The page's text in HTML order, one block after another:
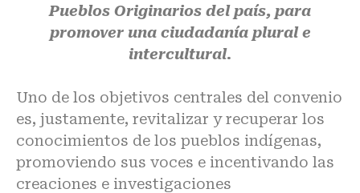
Pueblos Originarios del país, para
promover una ciudadanía plural e
intercultural.
Uno de los objetivos centrales del convenio
es, justamente, revitalizar y recuperar los
conocimientos de los pueblos indígenas,
promoviendo sus voces e incentivando las
creaciones e investigaciones